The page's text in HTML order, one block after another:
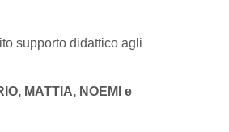
supporto didattico agli
MATTIA, NOEMI e